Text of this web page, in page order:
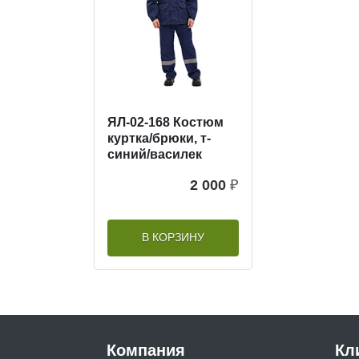
ЯЛ-02-168 Костюм
куртка/брюки, т-
синий/василек
2 000 ₽
В КОРЗИНУ
Компания